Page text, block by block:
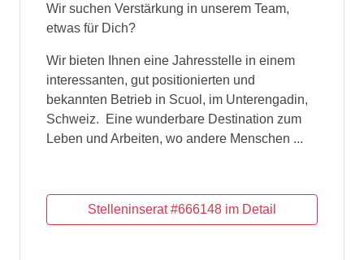
Wir suchen Verstärkung in unserem Team,
etwas für Dich?
Wir bieten Ihnen eine Jahresstelle in einem
interessanten, gut positionierten und
bekannten Betrieb in Scuol, im Unterengadin,
Schweiz. Eine wunderbare Destination zum
Leben und Arbeiten, wo andere Menschen ...